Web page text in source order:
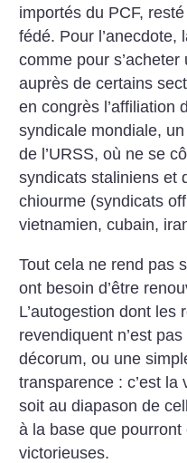
importés du PCF,
fédé. Pour l’anecdote,
comme pour s’acheter
auprès de certains
en congrès
syndicale mondiale,
de l’URSS, où ne se
syndicats staliniens et
chiourme (syndicats
vietnamien, cubain,
Tout cela ne rend pas
ont besoin d’être
L’autogestion dont les
revendiquent n’est
décorum, ou une
transparence : c’est
soit au diapason de
à la base que
victorieuses.